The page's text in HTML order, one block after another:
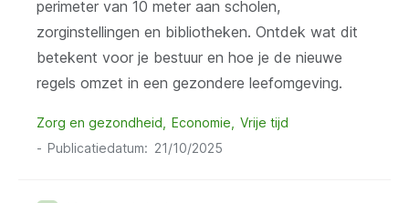
perimeter van 10 meter aan scholen,
zorginstellingen en bibliotheken. Ontdek wat dit
betekent voor je bestuur en hoe je de nieuwe
regels omzet in een gezondere leefomgeving.
Zorg en gezondheid Economie
Vrije tijd
Publicatiedatum
21/10/2025